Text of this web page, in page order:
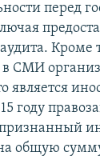
перед
Кроме
СМИ
является
году
общую